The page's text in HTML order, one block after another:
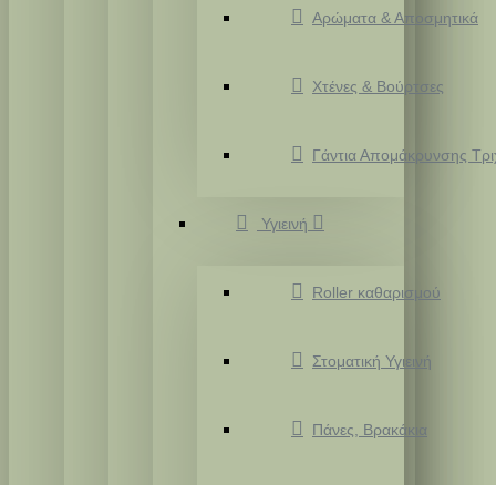
Αρώματα & Αποσμητικά
Χτένες & Βούρτσες
Γάντια Απομάκρυνσης
Υγιεινή
Roller καθαρισμού
Στοματική Υγιεινή
Πάνες, Βρακάκια